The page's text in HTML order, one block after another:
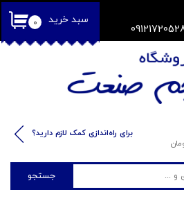
جستجو
۰ سبد خرید
​​برای راه‌اندازی کمک لازم دارید؟